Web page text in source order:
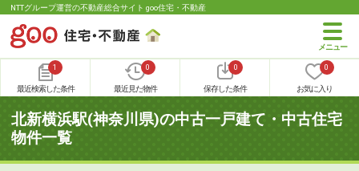
NTTグループ運営の不動産総合サイト goo住宅・不動産
1
最近検索した条件
0
最近見た物件
0
保存した条件
0
お気に入り
北新横浜駅(神奈川県)の中古一戸建て・中古住宅
物件一覧